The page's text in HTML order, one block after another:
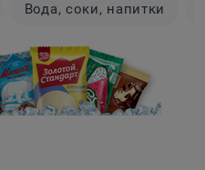
Вода, соки, напитки